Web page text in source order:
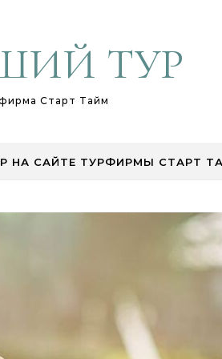
ТУР
Старт Тайм
НА САЙТЕ ТУРФИРМЫ СТАРТ